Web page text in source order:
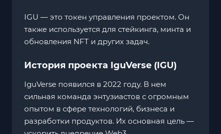
IGU — это токен управления проектом. Он
также используется для стейкинга, минта и
обновления NFT и других задач.
История проекта IguVerse (IGU)
IguVerse появился в 2022 году. В нем
сильная команда энтузиастов с огромным
опытом в сфере технологий, бизнеса и
разработки продуктов. Их основная цель —